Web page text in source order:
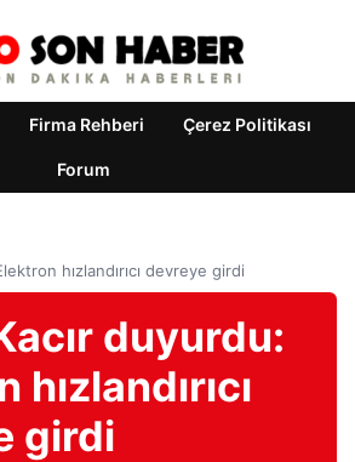
Firma Rehberi Çerez Politikası
Forum
hızlandırıcı devreye girdi
duyurdu:
hızlandırıcı
girdi